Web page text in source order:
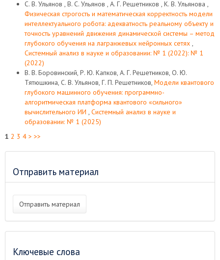
С. В. Ульянов , В. С. Ульянов , А. Г. Решетников , К. В. Ульянова ,
Физическая строгость и математическая корректность модели
интеллектуального робота: адекватность реальному объекту и
точность уравнений движения динамической системы – метод
глубокого обучения на лагранжевых нейронных сетях ,
Системный анализ в науке и образовании: № 1 (2022): № 1
(2022)
В. В. Боровинский, Р. Ю. Капков, А. Г. Решетников, О. Ю.
Тятюшкина, С. В. Ульянов, Г. П. Решетников, Модели квантового
глубокого машинного обучения: программно-
алгоритмическая платформа квантового «сильного»
вычислительного ИИ , Системный анализ в науке и
образовании: № 1 (2025)
1 2 3 4 > >>
Отправить материал
Отправить материал
Ключевые слова